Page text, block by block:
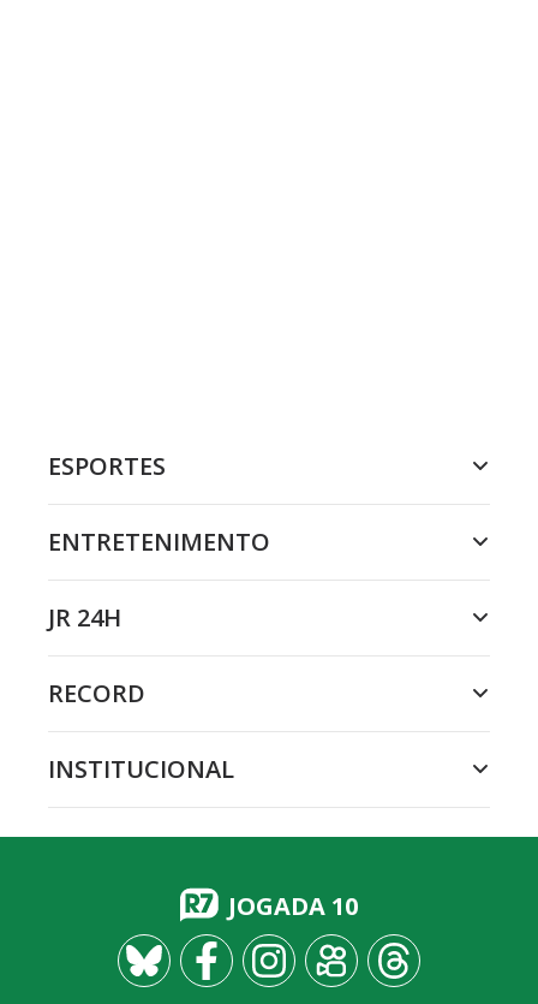
ESPORTES
ENTRETENIMENTO
JR 24H
RECORD
INSTITUCIONAL
JOGADA 10